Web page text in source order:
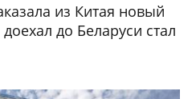
из Китая новый
до Беларуси стал